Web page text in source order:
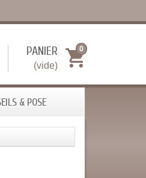
PANIER
(vide)
0
& POSE